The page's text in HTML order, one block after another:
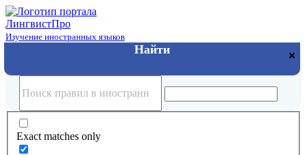
ЛингвистПро
Изучение иностранных языков
Exact matches only